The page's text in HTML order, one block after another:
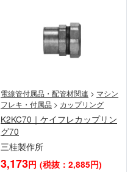
電線管付属品・配管材関連 > マシン
フレキ・付属品 > カップリング
K2KC70｜ケイフレカップリン
グ70
三桂製作所
3,173円 (税抜：2,885円)